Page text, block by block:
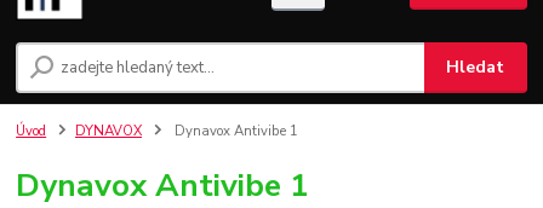
Hledat
Úvod DYNAVOX Dynavox Antivibe 1
Dynavox Antivibe 1